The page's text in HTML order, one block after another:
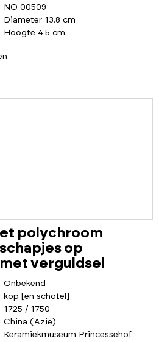
NO 00509
Diameter 13.8 cm
Hoogte 4.5 cm
polychroom
op
verguldsel
Onbekend
kop [en schotel]
1725 / 1750
China (Azië)
Keramiekmuseum Princessehof